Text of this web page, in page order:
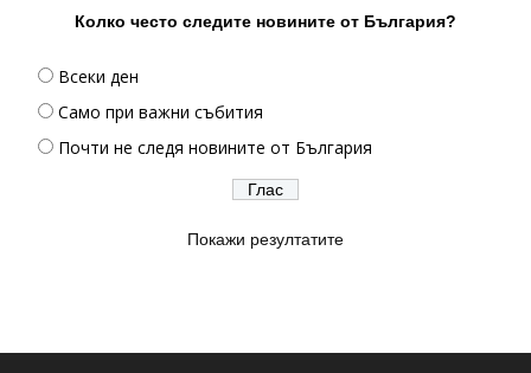
Колко често следите новините от България?
Всеки ден
Само при важни събития
Почти не следя новините от България
Покажи резултатите